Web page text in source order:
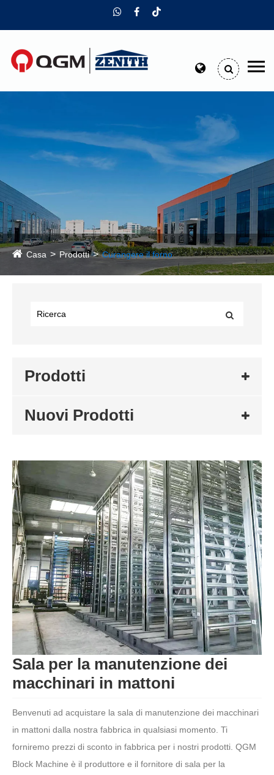
Casa Prodotti Curangere il forno
Prodotti
Nuovi Prodotti
Sala per la manutenzione dei
macchinari in mattoni
Benvenuti ad acquistare la sala di manutenzione dei macchinari
in mattoni dalla nostra fabbrica in qualsiasi momento. Ti
forniremo prezzi di sconto in fabbrica per i nostri prodotti. QGM
Block Machine è il produttore e il fornitore di sala per la